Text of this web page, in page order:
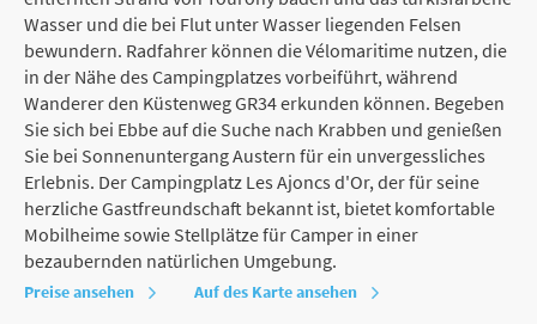
Wasser und die bei Flut unter Wasser liegenden Felsen
bewundern. Radfahrer können die Vélomaritime nutzen, die
in der Nähe des Campingplatzes vorbeiführt, während
Wanderer den Küstenweg GR34 erkunden können. Begeben
Sie sich bei Ebbe auf die Suche nach Krabben und genießen
Sie bei Sonnenuntergang Austern für ein unvergessliches
Erlebnis. Der Campingplatz Les Ajoncs d'Or, der für seine
herzliche Gastfreundschaft bekannt ist, bietet komfortable
Mobilheime sowie Stellplätze für Camper in einer
bezaubernden natürlichen Umgebung.
Preise ansehen Auf des Karte ansehen